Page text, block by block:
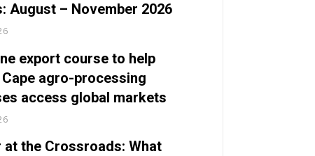
August – November 2026
export course to help
agro-processing
access global markets
at the Crossroads: What